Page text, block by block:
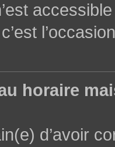
horaire
d’avoir